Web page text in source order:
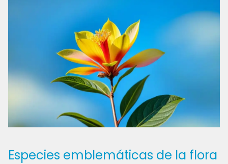
Especies emblemáticas de la flora